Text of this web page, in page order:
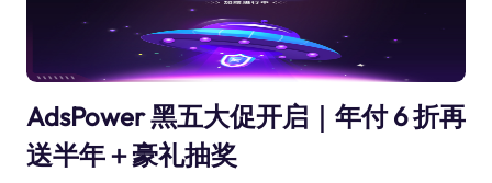
AdsPower 黑五大促开启｜年付 6 折再
送半年＋豪礼抽奖